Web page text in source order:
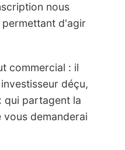
nous
d'agir
commercial : il
déçu,
qui partagent la
vous demanderai